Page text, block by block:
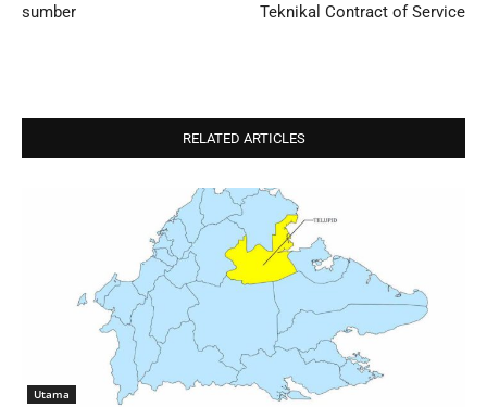
sumber
Teknikal Contract of Service
RELATED ARTICLES
Utama